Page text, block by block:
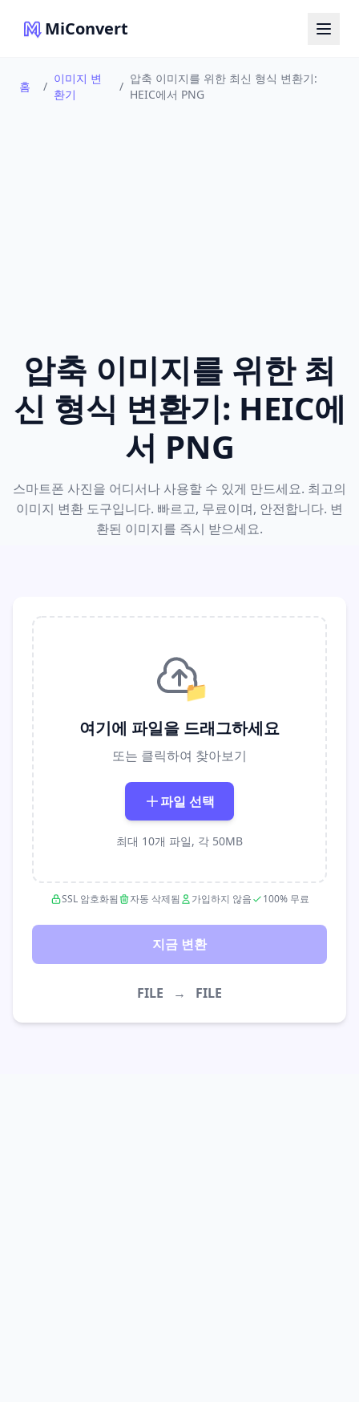
MiConvert
홈 /
이미지 변
환기
/
압축 이미지를 위한 최신 형식 변환기:
HEIC에서 PNG
압축 이미지를 위한 최
신 형식 변환기: HEIC에
서 PNG
스마트폰 사진을 어디서나 사용할 수 있게 만드세요. 최고의
이미지 변환 도구입니다. 빠르고, 무료이며, 안전합니다. 변
환된 이미지를 즉시 받으세요.
📁
여기에 파일을 드래그하세요
또는 클릭하여 찾아보기
파일 선택
최대 10개 파일, 각 50MB
SSL 암호화됨 자동 삭제됨 가입하지 않음 100% 무료
지금 변환
FILE → FILE